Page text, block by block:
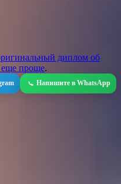
диплом об
еще проще.
Напишите в WhatsApp